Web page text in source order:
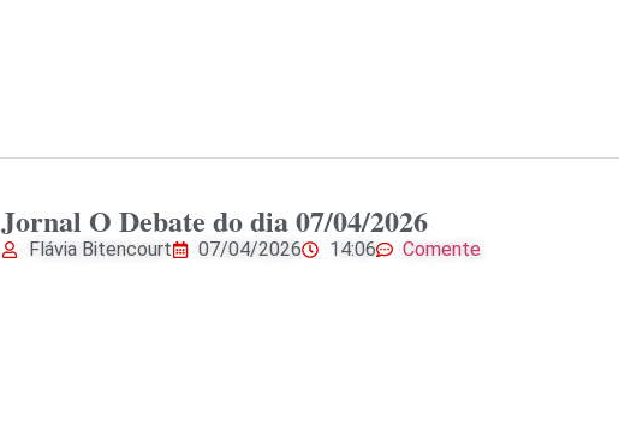
Jornal O Debate do dia 07/04/2026
Flávia Bitencourt 07/04/2026 14:06 Comente